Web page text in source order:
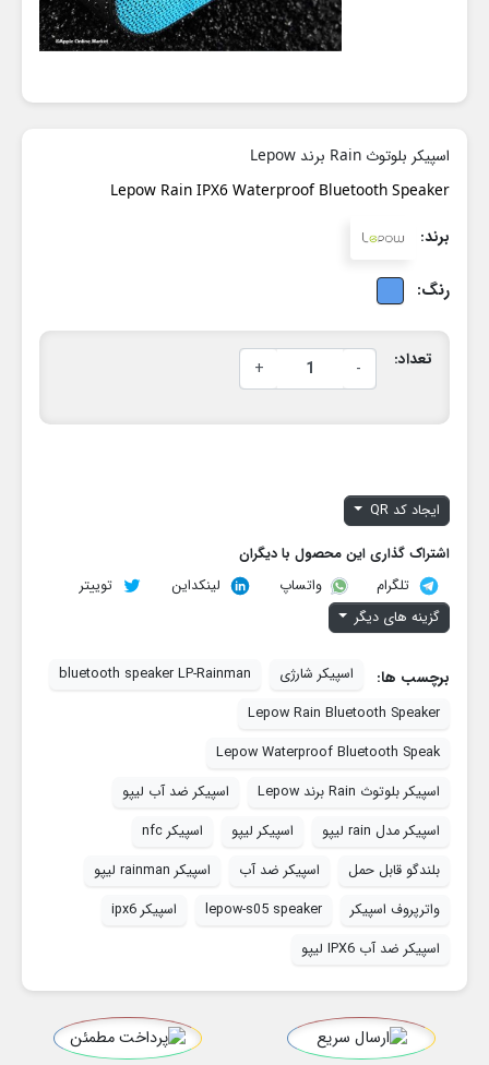
اسپیکر بلوتوث Rain برند Lepow
Lepow Rain IPX6 Waterproof Bluetooth Speaker
برند:
رنگ:
تعداد: -
+
ایجاد کد QR
اشتراک گذاری این محصول با دیگران
تلگرام
واتساپ لینکداین
توییتر
گزینه های دیگر
برچسب ها: اسپیکر شارژی
bluetooth speaker LP-Rainman
Lepow Rain Bluetooth Speaker
Lepow Waterproof Bluetooth Speak
اسپیکر بلوتوث Rain برند Lepow
اسپیکر ضد آب لیپو
اسپیکر مدل rain لیپو
اسپیکر لیپو
اسپیکر nfc
بلندگو قابل حمل
اسپیکر ضد آب
اسپیکر rainman لیپو
واترپروف اسپیکر
lepow-s05 speaker
اسپیکر ipx6
اسپیکر ضد آب IPX6 لیپو